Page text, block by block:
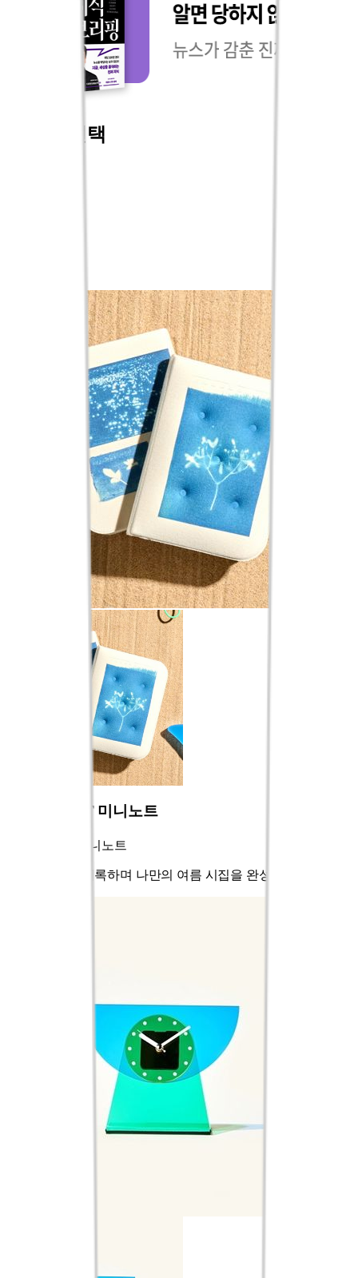
오늘의 선택
BLUE POET 미니노트
블루 포엣 미니노트
읽고, 느끼고, 기록하며 나만의 여름 시집을 완성해 보세요.